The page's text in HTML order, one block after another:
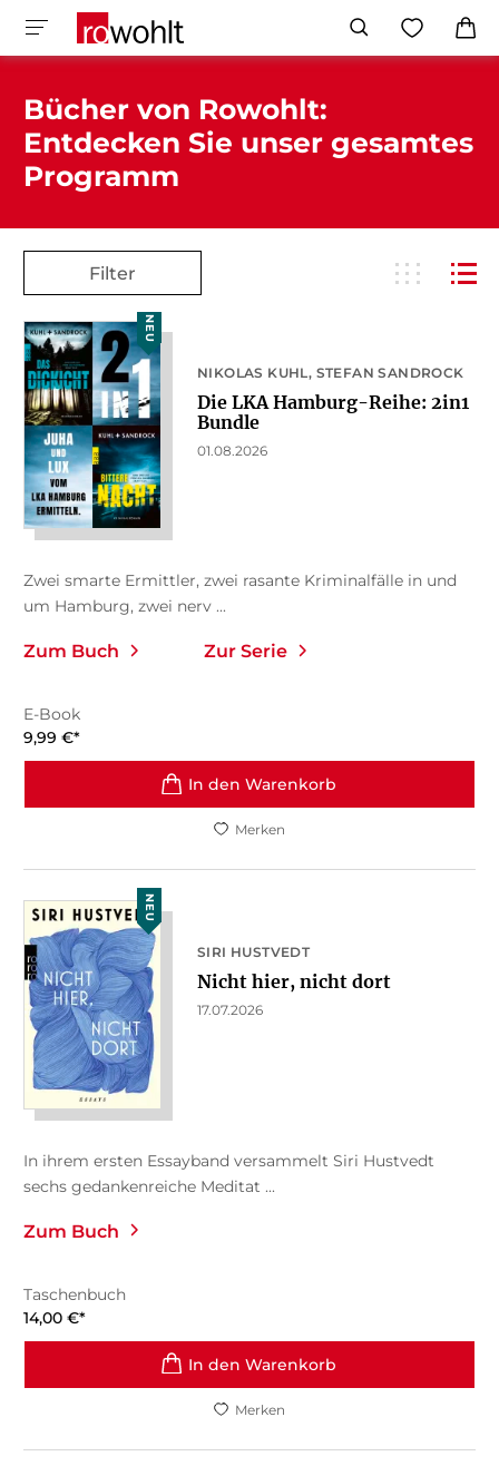
Bücher von Rowohlt:
Entdecken Sie unser gesamtes
Programm
Filter
NEU
NIKOLAS KUHL STEFAN SANDROCK
Die LKA Hamburg-Reihe: 2in1
Bundle
01.08.2026
Zwei smarte Ermittler, zwei rasante Kriminalfälle in und
um Hamburg, zwei nerv ...
Zum Buch Zur Serie
E-Book
9,99 €*
In den Warenkorb
Merken
NEU
SIRI HUSTVEDT
Nicht hier, nicht dort
17.07.2026
In ihrem ersten Essayband versammelt Siri Hustvedt
sechs gedankenreiche Meditat ...
Zum Buch
Taschenbuch
14,00 €*
In den Warenkorb
Merken